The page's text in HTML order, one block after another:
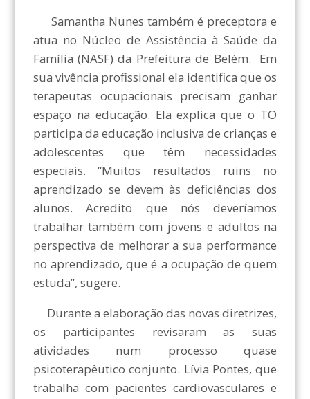
Samantha Nunes também é preceptora e
atua no Núcleo de Assistência à Saúde da
Família (NASF) da Prefeitura de Belém. Em
sua vivência profissional ela identifica que os
terapeutas ocupacionais precisam ganhar
espaço na educação. Ela explica que o TO
participa da educação inclusiva de crianças e
adolescentes que têm necessidades
especiais. “Muitos resultados ruins no
aprendizado se devem às deficiências dos
alunos. Acredito que nós deveríamos
trabalhar também com jovens e adultos na
perspectiva de melhorar a sua performance
no aprendizado, que é a ocupação de quem
estuda”, sugere.
Durante a elaboração das novas diretrizes,
os participantes revisaram as suas
atividades num processo quase
psicoterapêutico conjunto. Lívia Pontes, que
trabalha com pacientes cardiovasculares e